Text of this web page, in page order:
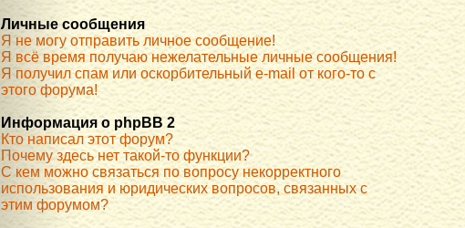
Личные сообщения
Я не могу отправить личное сообщение!
Я всё время получаю нежелательные личные сообщения!
Я получил спам или оскорбительный e-mail от кого-то с
этого форума!
Информация о phpBB 2
Кто написал этот форум?
Почему здесь нет такой-то функции?
С кем можно связаться по вопросу некорректного
использования и юридических вопросов, связанных с
этим форумом?